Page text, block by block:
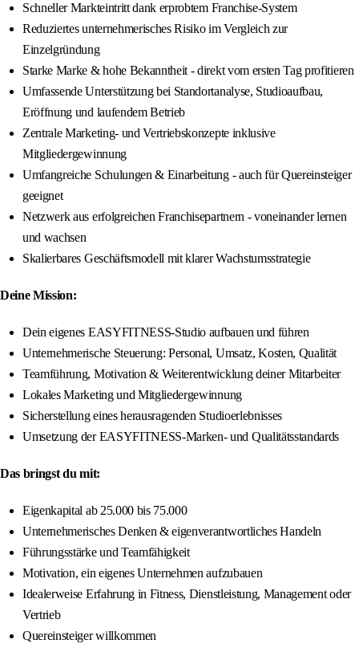
Schneller Markteintritt dank erprobtem Franchise-System
Reduziertes unternehmerisches Risiko im Vergleich zur
Einzelgründung
Starke Marke & hohe Bekanntheit - direkt vom ersten Tag profitieren
Umfassende Unterstützung bei Standortanalyse, Studioaufbau,
Eröffnung und laufendem Betrieb
Zentrale Marketing- und Vertriebskonzepte inklusive
Mitgliedergewinnung
Umfangreiche Schulungen & Einarbeitung - auch für Quereinsteiger
geeignet
Netzwerk aus erfolgreichen Franchisepartnern - voneinander lernen
und wachsen
Skalierbares Geschäftsmodell mit klarer Wachstumsstrategie
Deine Mission:
Dein eigenes EASYFITNESS-Studio aufbauen und führen
Unternehmerische Steuerung: Personal, Umsatz, Kosten, Qualität
Teamführung, Motivation & Weiterentwicklung deiner Mitarbeiter
Lokales Marketing und Mitgliedergewinnung
Sicherstellung eines herausragenden Studioerlebnisses
Umsetzung der EASYFITNESS-Marken- und Qualitätsstandards
Das bringst du mit:
Eigenkapital ab 25.000 bis 75.000
Unternehmerisches Denken & eigenverantwortliches Handeln
Führungsstärke und Teamfähigkeit
Motivation, ein eigenes Unternehmen aufzubauen
Idealerweise Erfahrung in Fitness, Dienstleistung, Management oder
Vertrieb
Quereinsteiger willkommen